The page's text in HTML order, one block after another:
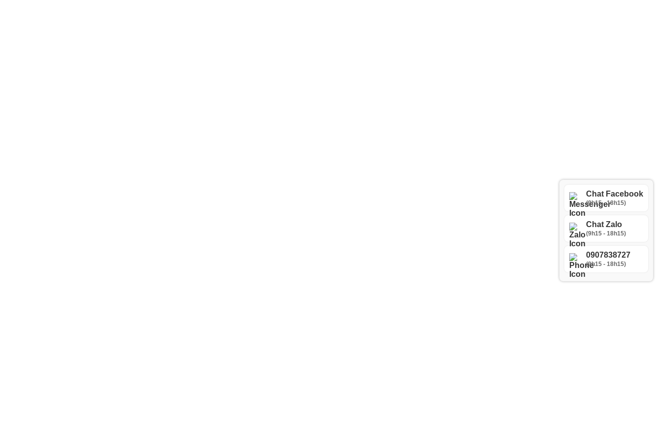
Chat Facebook
(9h15 - 18h15)
Chat Zalo
(9h15 - 18h15)
0907838727
(9h15 - 18h15)